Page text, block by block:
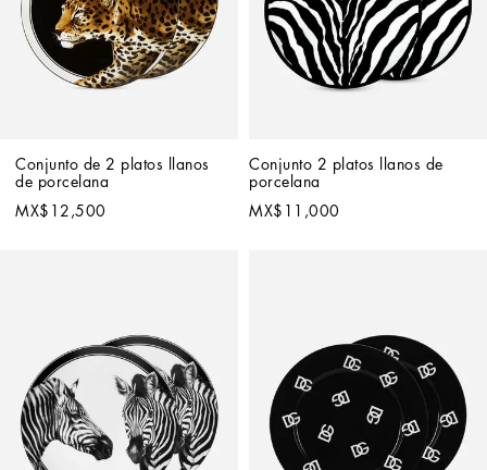
Conjunto de 2 platos llanos
de porcelana
MX$12,500
Conjunto 2 platos llanos de
porcelana
MX$11,000